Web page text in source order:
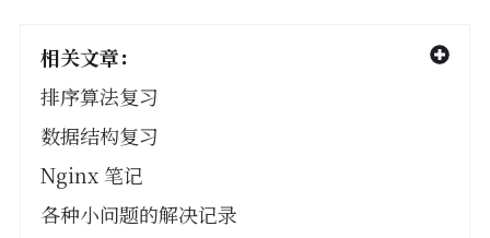
相关文章：
排序算法复习
数据结构复习
Nginx 笔记
各种小问题的解决记录